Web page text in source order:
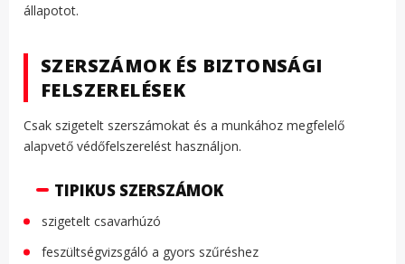
állapotot.
SZERSZÁMOK ÉS BIZTONSÁGI
FELSZERELÉSEK
Csak szigetelt szerszámokat és a munkához megfelelő
alapvető védőfelszerelést használjon.
TIPIKUS SZERSZÁMOK
szigetelt csavarhúzó
feszültségvizsgáló a gyors szűréshez